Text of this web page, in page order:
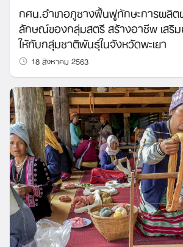
กศน.อำเภอภูซางฟื้นฟูทักษะการผลิ
ลักษณ์ของกลุ่มสตรี สร้างอาชีพ เสริ
ให้กับกลุ่มชาติพันธุ์ในจังหวัดพะเยา
18 สิงหาคม 2563